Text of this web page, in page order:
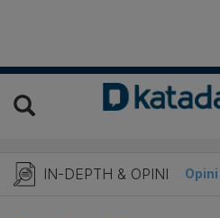
IN-DEPTH & OPINI
Telaah Opini